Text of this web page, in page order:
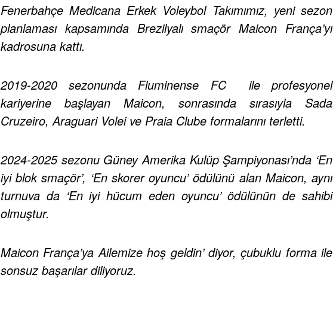
Fenerbahçe Medicana Erkek Voleybol Takımımız, yeni sezon
planlaması kapsamında Brezilyalı smaçör Maicon França’yı
kadrosuna kattı.
2019-2020 sezonunda Fluminense FC ile profesyonel
kariyerine başlayan Maicon, sonrasında sırasıyla Sada
Cruzeiro, Araguari Volei ve Praia Clube formalarını terletti.
2024-2025 sezonu Güney Amerika Kulüp Şampiyonası’nda ‘En
iyi blok smaçör’, ‘En skorer oyuncu’ ödülünü alan Maicon, aynı
turnuva da ‘En iyi hücum eden oyuncu’ ödülünün de sahibi
olmuştur.
Maicon França’ya Ailemize hoş geldin’ diyor, çubuklu forma ile
sonsuz başarılar diliyoruz.